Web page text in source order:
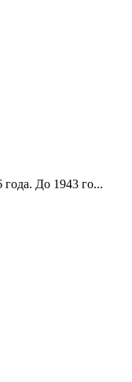
года. До 1943 го...